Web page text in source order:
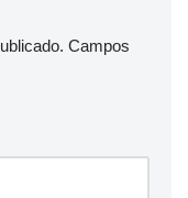
Campos